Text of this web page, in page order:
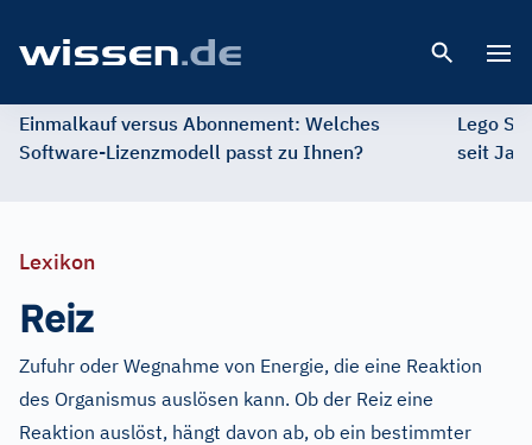
Einmalkauf versus Abonnement: Welches
Software-Lizenzmodell passt zu Ihnen?
Lego
seit
Lexikon
Reiz
Zufuhr oder Wegnahme von Energie, die eine Reaktion
des Organismus auslösen kann. Ob der Reiz eine
Reaktion auslöst, hängt davon ab, ob ein bestimmter